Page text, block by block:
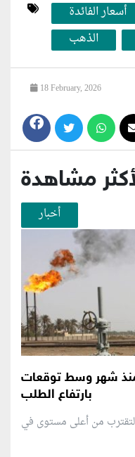
أسعار الفائدة
الذهب
18 February, 2026
مشاهدة
أخبار
شهر وسط توقعات
بارتفاع الطلب